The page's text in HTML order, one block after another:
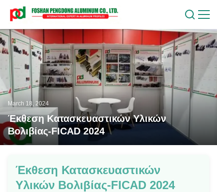
March 18, 2024
Έκθεση Κατασκευαστικών Υλικών
Βολιβίας-FICAD 2024
Έκθεση Κατασκευαστικών
Υλικών Βολιβίας-FICAD 2024